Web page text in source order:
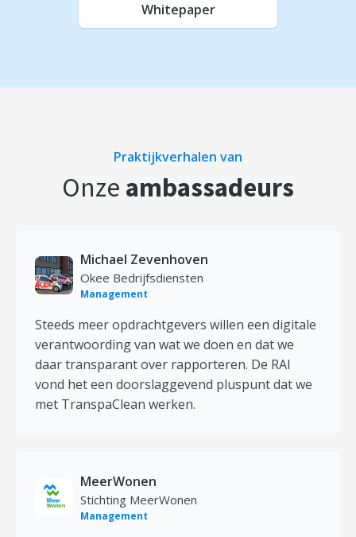
Whitepaper
Praktijkverhalen van
Onze ambassadeurs
Michael Zevenhoven
Okee Bedrijfsdiensten
Management
Steeds meer opdrachtgevers willen een digitale
verantwoording van wat we doen en dat we
daar transparant over rapporteren. De RAI
vond het een doorslaggevend pluspunt dat we
met TranspaClean werken.
MeerWonen
Stichting MeerWonen
Management